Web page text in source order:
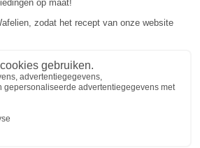
persvragen@capfun.com